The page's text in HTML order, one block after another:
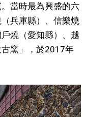
當時最為興盛的六
兵庫縣）、信樂燒
燒（愛知縣）、越
窯」，於2017年